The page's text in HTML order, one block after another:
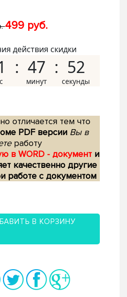
499 руб.
действия скидки
47 51
отличается тем что
PDF версии Вы в
работу
в WORD - документ и
качественно другие
работе с документом
В КОРЗИНУ